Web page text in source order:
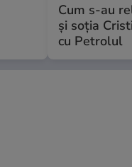
Cum s-au
și soția
cu Petrolul